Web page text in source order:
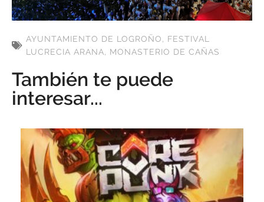
AYUNTAMIENTO DE LOGROÑO, FESTIVAL
LUCRECIA ARANA, MONASTERIO DE CAÑAS
También te puede
interesar...